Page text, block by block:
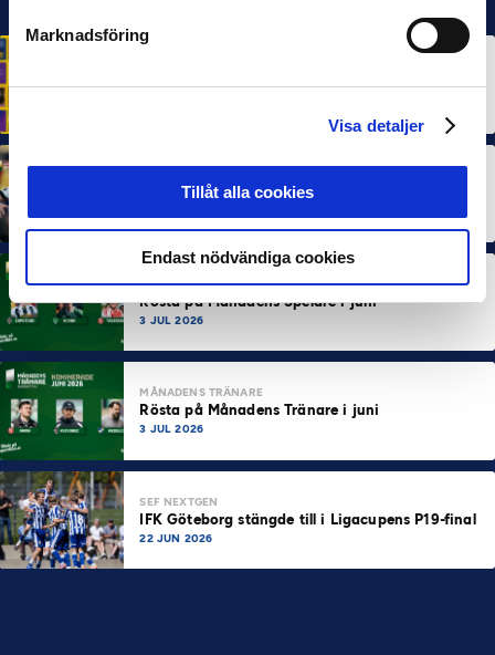
Marknadsföring
Visa detaljer
Tillåt alla cookies
Endast nödvändiga cookies
rapport om Sveriges starkaste folkrörelse och
Dubbla Landskrona-priser när juni summeras
MÅNADENS SPELARE
Rösta på Månadens Spelare i juni
3 JUL 2026
MÅNADENS TRÄNARE
Rösta på Månadens Tränare i juni
3 JUL 2026
SEF NEXTGEN
IFK Göteborg stängde till i Ligacupens P19-final
22 JUN 2026